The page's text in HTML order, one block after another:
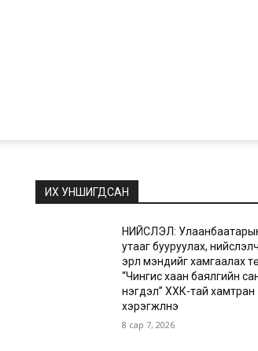
ИХ УНШИГДСАН
НИЙСЛЭЛ:
утааг бууруулах,
эрүүл мэндийг хамгаалах
“Чингис хаан баялгийн
нэгдэл” ХХК-тай хамтран
хэрэгжүүлнэ
8 сар 7, 2026